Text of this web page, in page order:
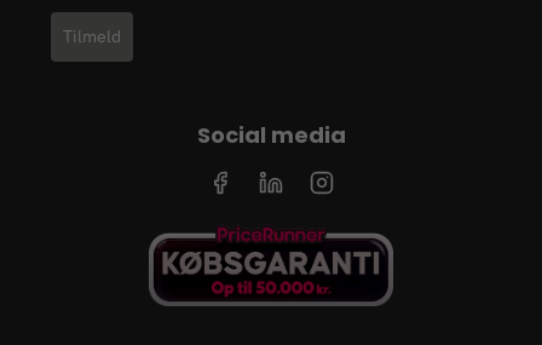
Tilmeld
Social media